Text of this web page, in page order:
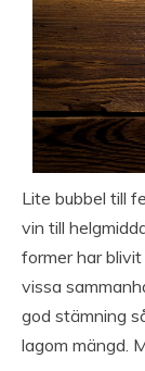
Lite bubbel till
vin till
former har
vissa
god stämning
lagom mängd.